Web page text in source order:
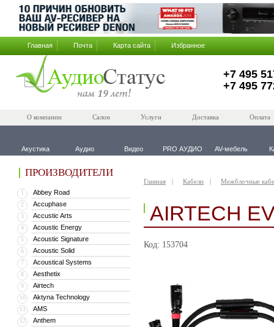
Главная Почта Карта сайта Избранное
+7 495
+7 495
О компании Салон Услуги Доставка Оплата
Акустика Аудио Видео PRO АУДИО AV-мебель
ПРОИЗВОДИТЕЛИ
1 Abbey Road
2 Accuphase
3 Accustic Arts
4 Acoustic Energy
5 Acoustic Signature
6 Acoustic Solid
7 Acoustical Systems
8 Aesthetix
9 Airtech
10 Aktyna Technology
11 AMS
12 Anthem
Главная Кабели Межблочные
AIRTECH
Код: 153704